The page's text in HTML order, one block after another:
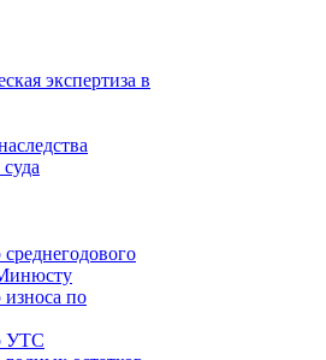
экспертиза в
износа по
УТС